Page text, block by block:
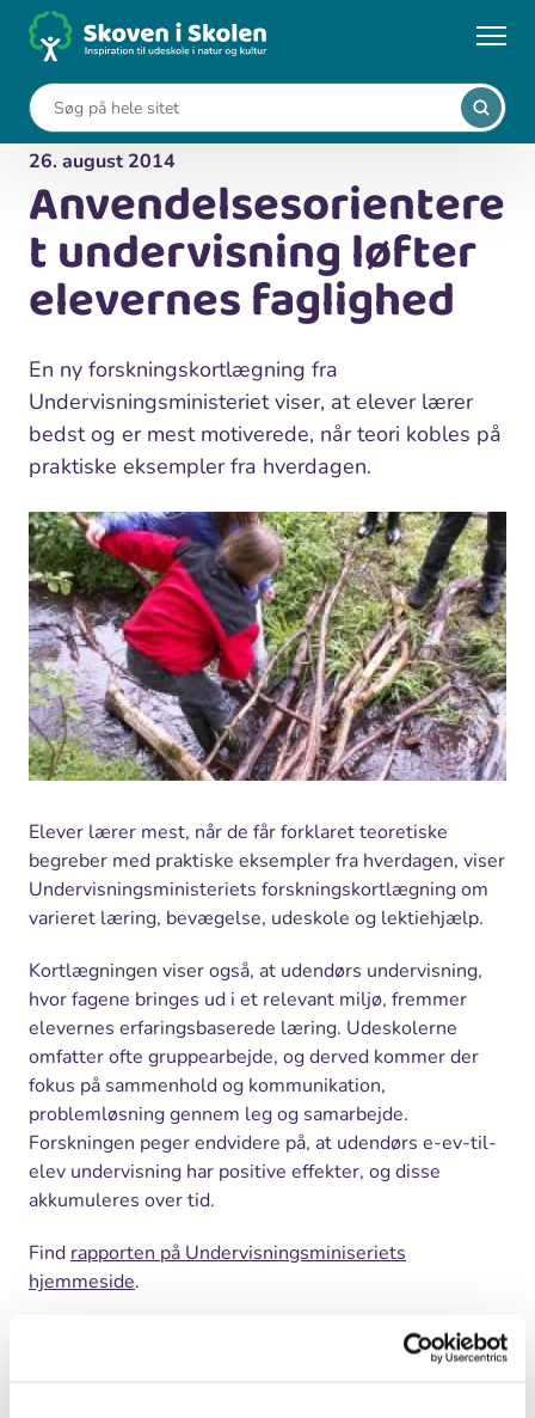
...
Nyheder
faglighed
26. august 2014
Anvendelsesorientere
t undervisning løfter
elevernes faglighed
En ny forskningskortlægning fra
Undervisningsministeriet viser, at elever lærer
bedst og er mest motiverede, når teori kobles på
praktiske eksempler fra hverdagen.
Elever lærer mest, når de får forklaret teoretiske
begreber med praktiske eksempler fra hverdagen, viser
Undervisningsministeriets forskningskortlægning om
varieret læring, bevægelse, udeskole og lektiehjælp.
Kortlægningen viser også, at udendørs undervisning,
hvor fagene bringes ud i et relevant miljø, fremmer
elevernes erfaringsbaserede læring. Udeskolerne
omfatter ofte gruppearbejde, og derved kommer der
fokus på sammenhold og kommunikation,
problemløsning gennem leg og samarbejde.
Forskningen peger endvidere på, at udendørs e-ev-til-
elev undervisning har positive effekter, og disse
akkumuleres over tid.
Find rapporten på Undervisningsminiseriets
hjemmeside.